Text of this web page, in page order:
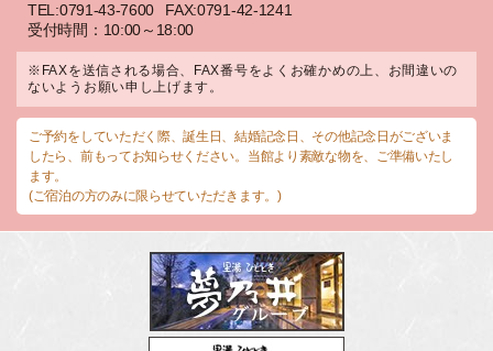
TEL:0791-43-7600
FAX:0791-42-1241
受付時間：10:00～18:00
※FAXを送信される場合、FAX番号をよくお確かめの上、お間違いの
ないようお願い申し上げます。
ご予約をしていただく際、誕生日、結婚記念日、その他記念日がございま
したら、前もってお知らせください。当館より素敵な物を、ご準備いたし
ます。
(ご宿泊の方のみに限らせていただきます。)